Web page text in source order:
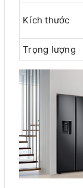
Kích thước
Trọng lượng